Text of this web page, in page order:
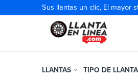
Sus llantas un clic, El mayor
LLANTAS TIPO DE